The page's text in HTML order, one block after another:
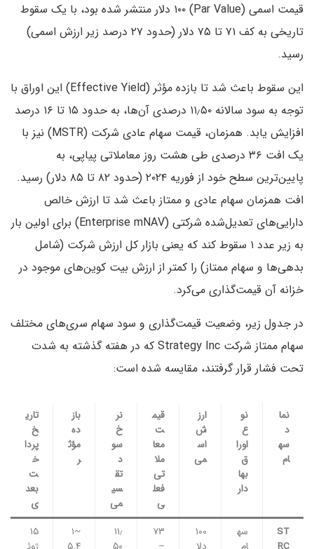
قیمت اسمی (Par Value) ۱۰۰ دلار منتشر شده بود، با یک سقوط
تاریخی به کف ۷۱ تا ۷۵ دلار (حدود ۲۷ درصد زیر ارزش اسمی)
رسید.
این سقوط باعث شد تا بازده مؤثر (Effective Yield) این اوراق با
توجه به سود سالانه ۱۱٫۵۰ درصدی آن‌ها، به حدود ۱۵ تا ۱۶ درصد
افزایش یابد. همزمان، قیمت سهام عادی شرکت (MSTR) نیز با
یک افت ۳۶ درصدی طی هشت روز معاملاتی پیاپی، به
پایین‌ترین سطح خود از فوریه ۲۰۲۴ (حدود ۸۲ تا ۸۵ دلار) رسید.
افت همزمان سهام عادی و ممتاز باعث شد تا ارزش خالص
دارایی‌های تعدیل‌شده شرکتی (Enterprise mNAV) برای اولین بار
به زیر عدد ۱ سقوط کند که یعنی بازار کل ارزش شرکت (شامل
بدهی‌ها و سهام ممتاز) را کمتر از ارزش بیت کوین‌های موجود در
خزانه آن قیمت‌گذاری می‌کرد.
در جدول زیر، وضعیت قیمت‌گذاری و سود سهام سری‌های مختلف
سهام ممتاز شرکت Strategy Inc که در هفته گذشته به شدت
تحت فشار قرار گرفتند، مقایسه شده است:
نما
د
سه
ام
نو
ع
اورا
ق
بها
دار
ارز
ش
اس
می
قیم
ت
معا
ملا
تی
فعل
ی
نر
خ
سو
د
تق
سی
می
باز
ده
مؤث
ر
تاری
خ
پردا
خ
ت
بعد
ی
ST
سه
۱۰۰
۷۳
۱۱٫
~۱
۱۵